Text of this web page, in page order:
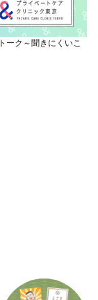
ーク～聞きにくいこ